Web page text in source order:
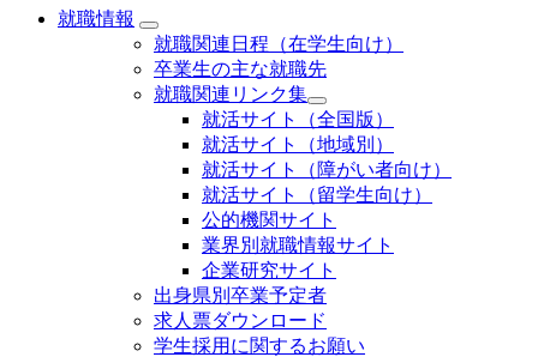
就職情報
就職関連日程（在学生向け）
卒業生の主な就職先
就職関連リンク集
就活サイト（全国版）
就活サイト（地域別）
就活サイト（障がい者向け）
就活サイト（留学生向け）
公的機関サイト
業界別就職情報サイト
企業研究サイト
出身県別卒業予定者
求人票ダウンロード
学生採用に関するお願い